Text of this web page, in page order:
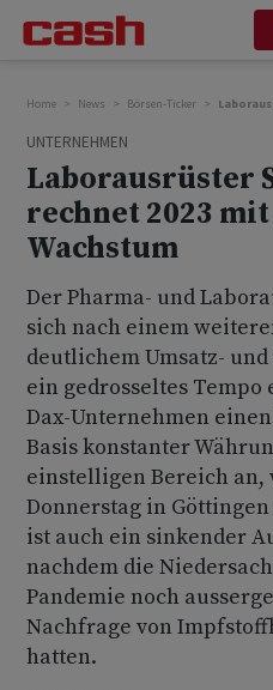
Home News Börsen-Ticker
UNTERNEHMEN
Laborausrüster
rechnet 2023
Wachstum
Der Pharma- und
sich nach einem
deutlichem Umsatz-
ein gedrosseltes Tempo
Dax-Unternehmen
Basis konstanter
einstelligen Bereich an,
Donnerstag in
ist auch ein sinkender
nachdem die
Pandemie noch
Nachfrage von
hatten.